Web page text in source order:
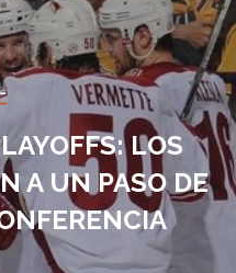
LOS
A UN PASO DE